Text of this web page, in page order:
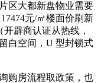
区大都新盘物业需要
元/㎡楼面价刷新
辟商认证从热线，
白空间，U 型封锁式
房流程取政策，也